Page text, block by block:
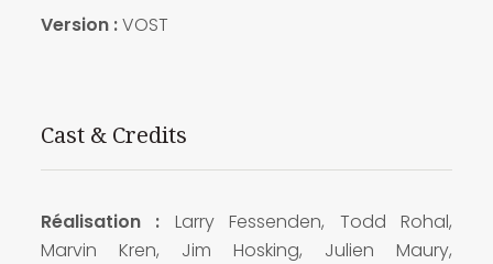
Version :VOST
Cast & Credits
Réalisation : Larry Fessenden, Todd Rohal,
Marvin Kren, Jim Hosking, Julien Maury,